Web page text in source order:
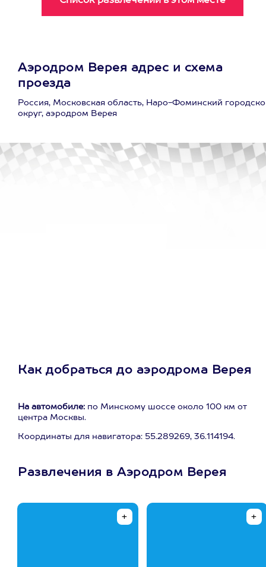
Аэродром Верея адрес и схема
проезда
Россия, Московская область, Наро-Фоминский
округ, аэродром Верея
Как добраться до аэродрома Верея
На автомобиле: по Минскому шоссе около 100 км от
центра Москвы.
Координаты для навигатора: 55.289269, 36.114194.
Развлечения в Аэродром Верея